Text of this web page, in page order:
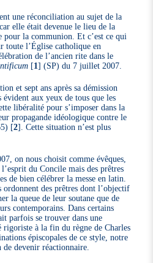
une réconciliation au sujet de la
elle était devenue le lieu de la
pour la communion. Et c’est ce qui
toute l’Église catholique en
de l’ancien rite dans le
[1] (SP) du 7 juillet 2007.
et sept ans après sa démission
aux yeux de tous que les
libéralité pour s’imposer dans la
propagande idéologique contre le
[2] . Cette situation n’est plus
on nous choisit comme évêques,
du Concile mais des prêtres
de bien célébrer la messe en latin.
ordonnent des prêtres dont l’objectif
la queue de leur soutane que de
contemporains. Dans certains
parfois se trouver dans une
rigoriste à la fin du règne de Charles
épiscopales de ce style, notre
devenir réactionnaire.